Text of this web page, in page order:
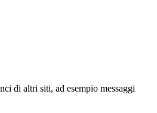
di altri siti, ad esempio messaggi